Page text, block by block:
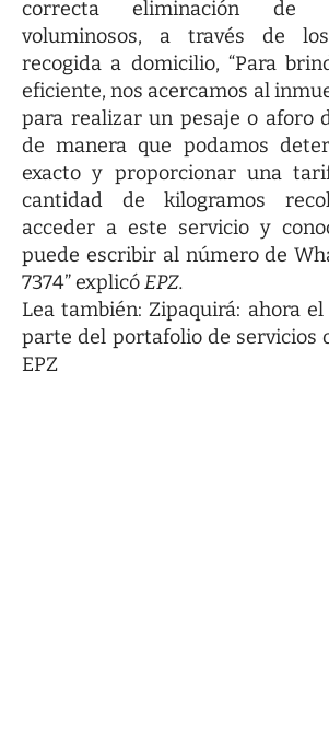
correcta eliminación de
voluminosos, a través de
recogida a domicilio, “Para
eficiente, nos acercamos al
para realizar un pesaje o aforo
de manera que podamos
exacto y proporcionar una
cantidad de kilogramos
acceder a este servicio y
puede escribir al número de
7374” explicóEPZ.
Lea también:Zipaquirá: ahora el
parte del portafolio de servicios
EPZ